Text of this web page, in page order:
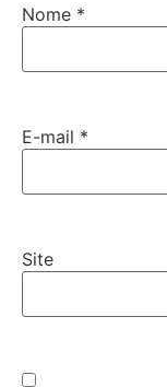
Nome *
E-mail *
Site